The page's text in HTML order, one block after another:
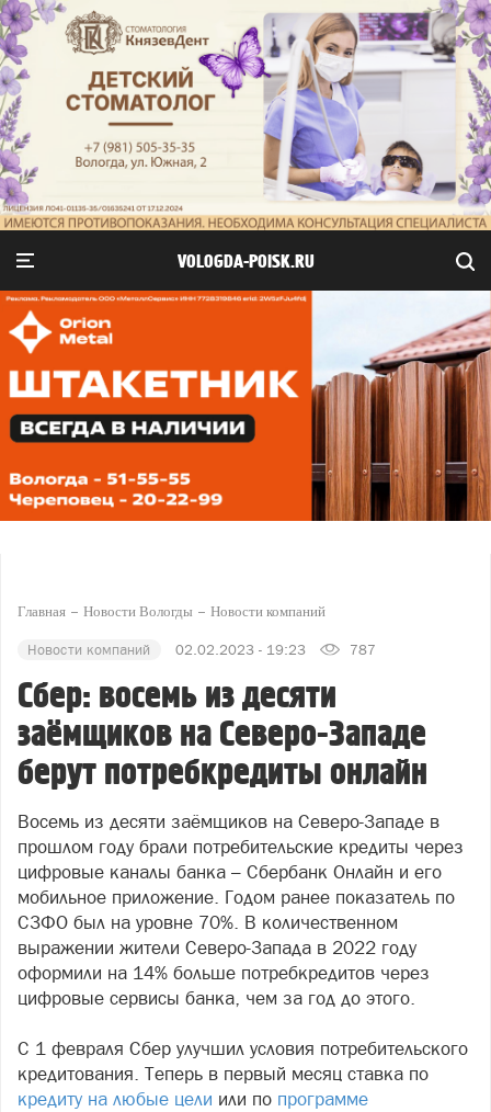
VOLOGDA-POISK.RU
Главная Новости Вологды Новости компаний
Новости компаний 02.02.2023 - 19:23 787
Сбер: восемь из десяти
заёмщиков на Северо-Западе
берут потребкредиты онлайн
Восемь из десяти заёмщиков на Северо-Западе в
прошлом году брали потребительские кредиты через
цифровые каналы банка – Сбербанк Онлайн и его
мобильное приложение. Годом ранее показатель по
СЗФО был на уровне 70%. В количественном
выражении жители Северо-Запада в 2022 году
оформили на 14% больше потребкредитов через
цифровые сервисы банка, чем за год до этого.
С 1 февраля Сбер улучшил условия потребительского
кредитования. Теперь в первый месяц ставка по
кредиту на любые цели или по программе